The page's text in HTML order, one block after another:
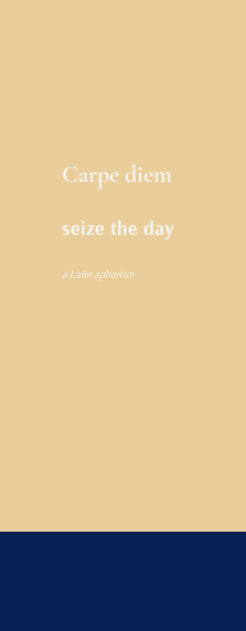
Carpe diem
seize the day
a Latin aphorism